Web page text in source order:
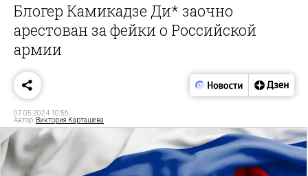
Блогер Камикадзе Ди* заочно
арестован за фейки о Российской
армии
07.05.2024 10:56
Автор: Виктория Карташева